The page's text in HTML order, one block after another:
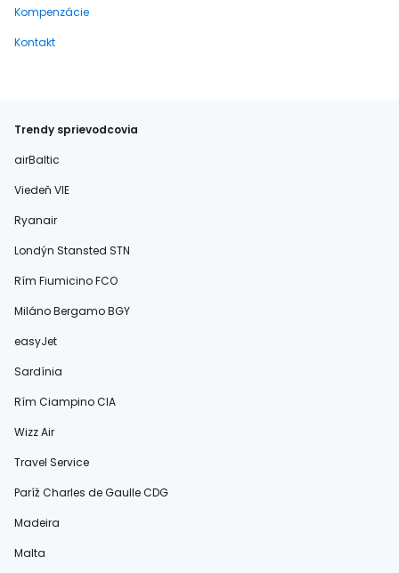
Kompenzácie
Kontakt
Trendy sprievodcovia
airBaltic
Viedeň VIE
Ryanair
Londýn Stansted STN
Rím Fiumicino FCO
Miláno Bergamo BGY
easyJet
Sardínia
Rím Ciampino CIA
Wizz Air
Travel Service
Paríž Charles de Gaulle CDG
Madeira
Malta